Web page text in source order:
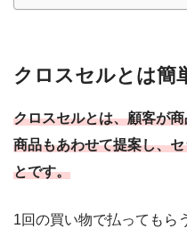
クロスセルとは簡
クロスセルとは、顧客が
商品もあわせて提案し、
とです。
1回の買い物で払ってもら